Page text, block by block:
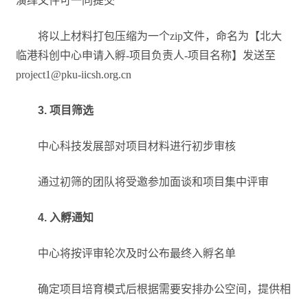
将以上材料打包压缩为一个zip文件，命名为【北大
临港科创中心申请入孵-项目负责人-项目名称】发送至
project1@pku-iicsh.org.cn
3. 项目筛选
中心科技发展部对项目材料进行初步审核
通过初筛的团队将受邀参加面谈和项目集中评审
4. 入孵通知
中心将按评审轮次及时公布最终入孵名单
确定项目培育模式后根据需要安排办公空间，提供相